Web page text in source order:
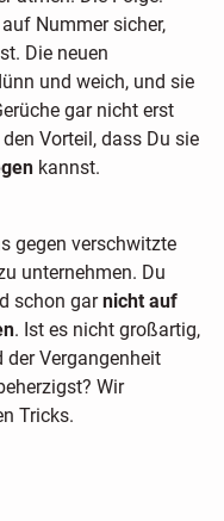
Nummer sicher,
Die neuen
und weich, und sie
gar nicht erst
Vorteil, dass Du sie
kannst.
gegen verschwitzte
unternehmen. Du
schon garnicht auf
. Ist es nicht großartig,
Vergangenheit
Wir
Tricks.